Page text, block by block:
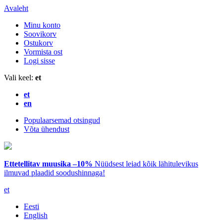
Avaleht
Minu konto
Soovikorv
Ostukorv
Vormista ost
Logi sisse
Vali keel: et
et
en
Populaarsemad otsingud
Võta ühendust
Ettetellitav muusika –10% Nüüdsest leiad kõik lähitulevikus
ilmuvad plaadid soodushinnaga!
et
Eesti
English